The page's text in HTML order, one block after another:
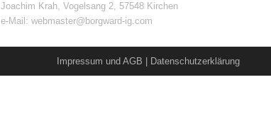
Joachim Krah, Vogelsang 2, 57548 Kirchen
e-Mail: webmaster@borgward-ig.com
Impressum und AGB Datenschutzerklärung